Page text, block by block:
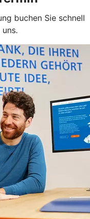
buchen Sie schnell